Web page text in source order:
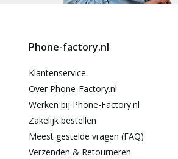
Phone-factory.nl
Klantenservice
Over Phone-Factory.nl
Werken bij Phone-Factory.nl
Zakelijk bestellen
Meest gestelde vragen (FAQ)
Verzenden & Retourneren